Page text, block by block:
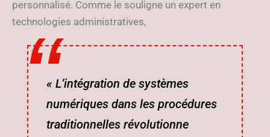
personnalisé. Comme le souligne un expert en
technologies administratives,
« L’intégration de systèmes
numériques dans les procédures
traditionnelles révolutionne